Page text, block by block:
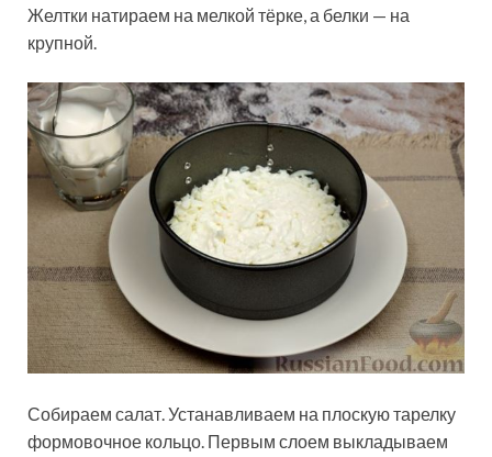
Желтки натираем на мелкой тёрке, а белки — на
крупной.
Собираем салат. Устанавливаем на плоскую тарелку
формовочное кольцо. Первым слоем выкладываем